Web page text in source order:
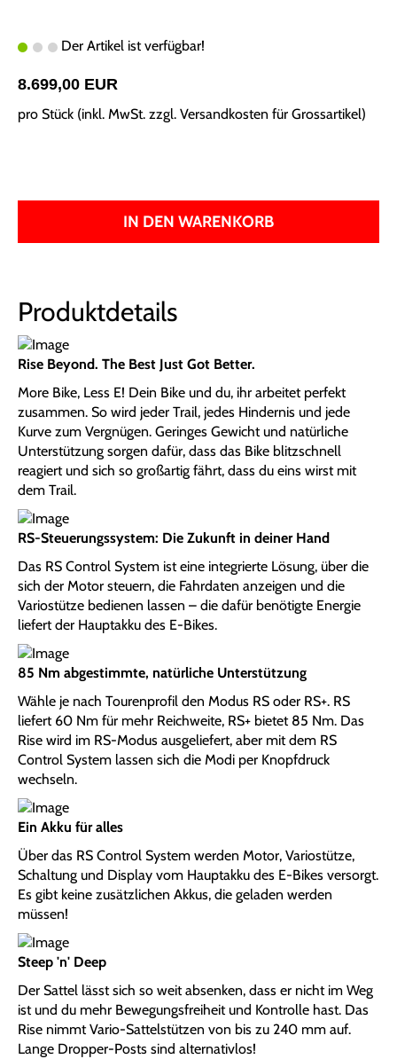
Der Artikel ist verfügbar!
8.699,00 EUR
pro Stück (inkl. MwSt. zzgl. Versandkosten für Grossartikel)
IN DEN WARENKORB
Produktdetails
Rise Beyond. The Best Just Got Better.
More Bike, Less E! Dein Bike und du, ihr arbeitet perfekt
zusammen. So wird jeder Trail, jedes Hindernis und jede
Kurve zum Vergnügen. Geringes Gewicht und natürliche
Unterstützung sorgen dafür, dass das Bike blitzschnell
reagiert und sich so großartig fährt, dass du eins wirst mit
dem Trail.
RS-Steuerungssystem: Die Zukunft in deiner Hand
Das RS Control System ist eine integrierte Lösung, über die
sich der Motor steuern, die Fahrdaten anzeigen und die
Variostütze bedienen lassen – die dafür benötigte Energie
liefert der Hauptakku des E-Bikes.
85 Nm abgestimmte, natürliche Unterstützung
Wähle je nach Tourenprofil den Modus RS oder RS+. RS
liefert 60 Nm für mehr Reichweite, RS+ bietet 85 Nm. Das
Rise wird im RS-Modus ausgeliefert, aber mit dem RS
Control System lassen sich die Modi per Knopfdruck
wechseln.
Ein Akku für alles
Über das RS Control System werden Motor, Variostütze,
Schaltung und Display vom Hauptakku des E-Bikes versorgt.
Es gibt keine zusätzlichen Akkus, die geladen werden
müssen!
Steep 'n' Deep
Der Sattel lässt sich so weit absenken, dass er nicht im Weg
ist und du mehr Bewegungsfreiheit und Kontrolle hast. Das
Rise nimmt Vario-Sattelstützen von bis zu 240 mm auf.
Lange Dropper-Posts sind alternativlos!